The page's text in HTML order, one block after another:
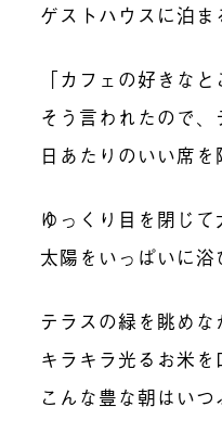
ゲストハウスに泊ま
「カフェの好きな
そう言われたので
日あたりのいい席を
ゆっくり目を閉じて
太陽をいっぱいに浴
テラスの緑を眺めな
キラキラ光るお米を
こんな豊な朝はいつ